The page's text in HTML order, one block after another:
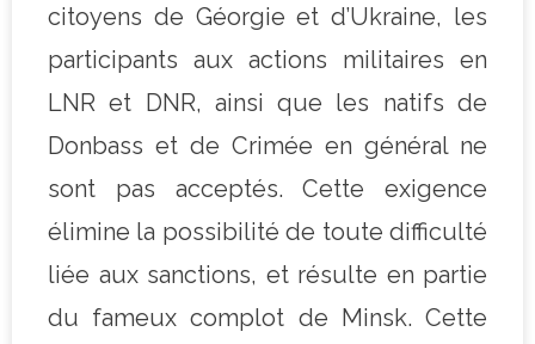
citoyens de Géorgie et d’Ukraine, les
participants aux actions militaires en
LNR et DNR, ainsi que les natifs de
Donbass et de Crimée en général ne
sont pas acceptés. Cette exigence
élimine la possibilité de toute difficulté
liée aux sanctions, et résulte en partie
du fameux complot de Minsk. Cette